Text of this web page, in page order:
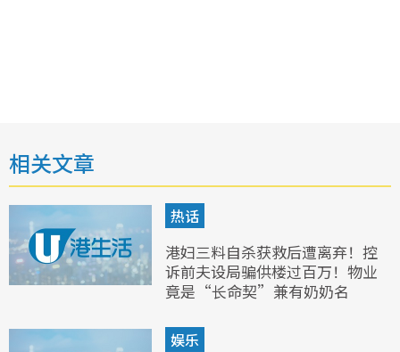
相关文章
热话
港妇三料自杀获救后遭离弃！控
诉前夫设局骗供楼过百万！物业
竟是“长命契”兼有奶奶名
娱乐